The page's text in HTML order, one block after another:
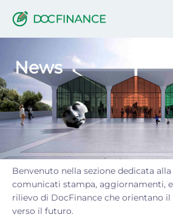
News
Benvenuto nella sezione dedicata
comunicati stampa, aggiornamenti,
rilievo di DocFinance che orientano
verso il futuro.